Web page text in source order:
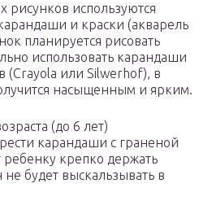
рисунков используются
и краски (акварель
планируется рисовать
использовать карандаши
(Crayola или Silwerhof), в
насыщенным и ярким.
(до 6 лет)
карандаши с граненой
крепко держать
будет выскальзывать в